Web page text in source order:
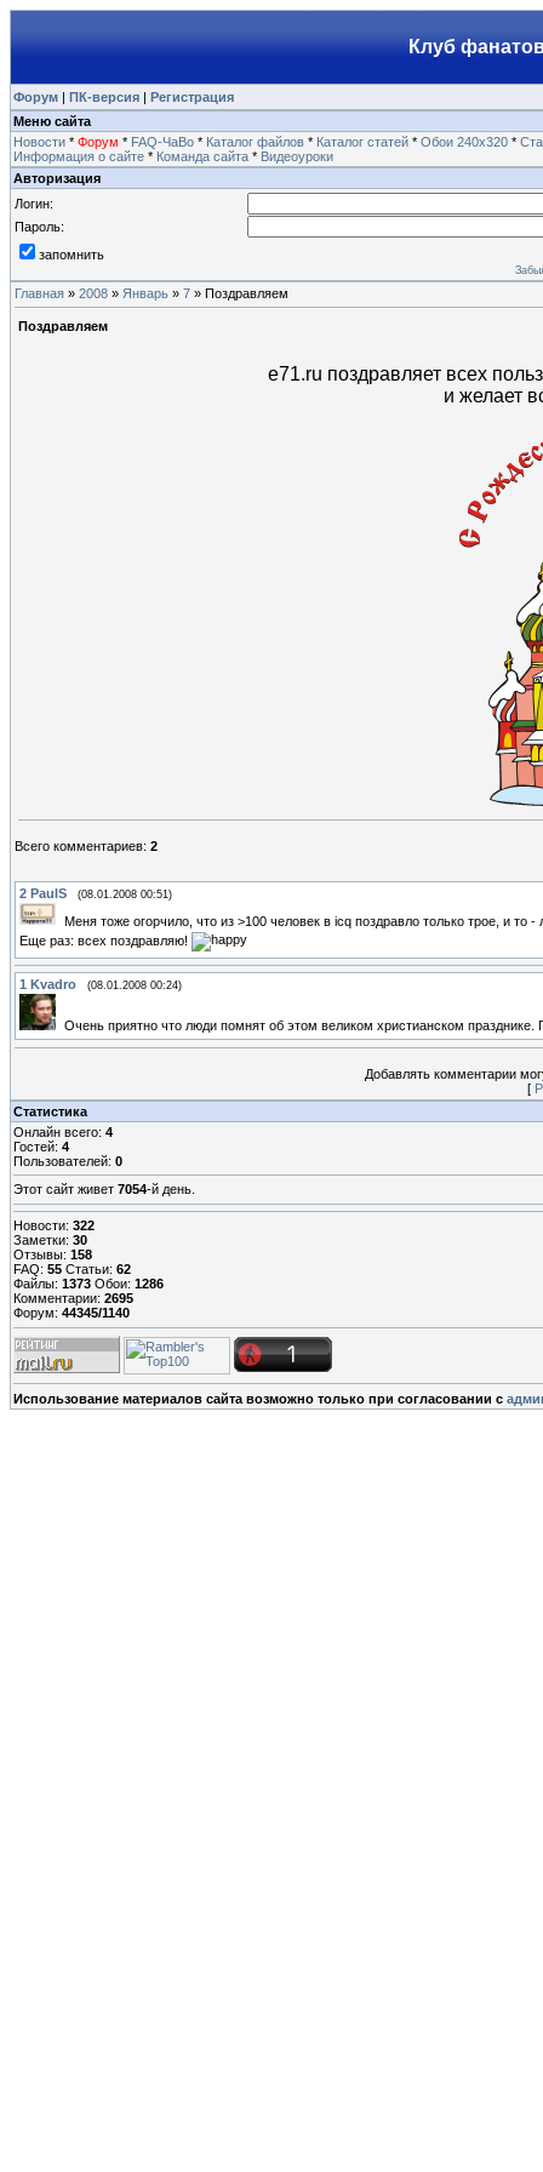
Клуб
Форум | ПК-версия | Регистрация
Меню сайта
Новости * Форум * FAQ-ЧаВо * Каталог файлов * Каталог статей * Обои 240х320 *
Информация о сайте * Команда сайта * Видеоуроки
Авторизация
Логин:
Пароль:
запомнить
Главная » 2008 » Январь » 7 » Поздравляем
Поздравляем
e71.ru поздравляет всех
и желает
Всего комментариев: 2
2 PaulS (08.01.2008 00:51)
Меня тоже огорчило, что из >100 человек в icq поздравло только трое, и то
Еще раз: всех поздравляю!
1 Kvadro (08.01.2008 00:24)
Очень приятно что люди помнят об этом великом христианском празднике.
Добавлять комментарии
[
Статистика
Онлайн всего: 4
Гостей: 4
Пользователей: 0
Этот сайт живет 7054-й день.
Новости: 322
Заметки: 30
Отзывы: 158
FAQ: 55 Статьи: 62
Файлы: 1373 Обои: 1286
Комментарии: 2695
Форум: 44345/1140
Использование материалов сайта возможно только при согласовании с